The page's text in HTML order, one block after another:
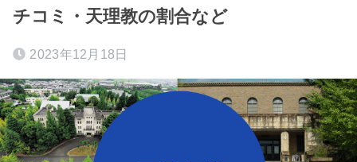
チコミ・天理教の割合など
2023年12月18日